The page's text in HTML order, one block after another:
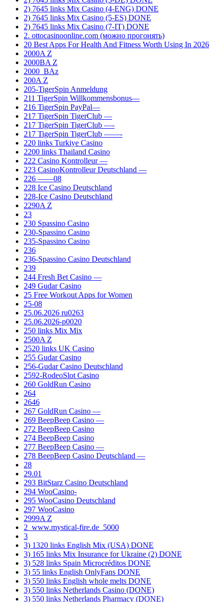
2) 7645 links Mix Casino (4-ENG) DONE
2) 7645 links Mix Casino (5-ES) DONE
2) 7645 links Mix Casino (7-IT) DONE
2. ottocasinoonline.com (можно прогонять)
20 Best Apps For Health And Fitness Worth Using In 2026
2000A Z
2000BA Z
2000_BAz
200A Z
205-TigerSpin Anmeldung
211 TigerSpin Willkommensbonus—
216 TigerSpin PayPal—
217 TigerSpin TigerClub —
217 TigerSpin TigerClub —-
217 TigerSpin TigerClub ——-
220 links Turkiye Casino
2200 links Thailand Casino
222 Casino Kontrolleur —
223 CasinoKontrolleur Deutschland —
226 ——08
228 Ice Casino Deutschland
228-Ice Casino Deutschland
2290A Z
23
230 Spassino Casino
230-Spassino Casino
235-Spassino Casino
236
236-Spassino Casino Deutschland
239
244 Fresh Bet Casino —
249 Gudar Casino
25 Free Workout Apps for Women
25-08
25.06.2026 ru0263
25.06.2026-p0020
250 links Mix Mix
2500A Z
2520 links UK Casino
255 Gudar Casino
256-Gudar Casino Deutschland
2592-RodeoSlot Casino
260 GoldRun Casino
264
2646
267 GoldRun Casino —
269 BeepBeep Casino —
272 BeepBeep Casino
274 BeepBeep Casino
277 BeepBeep Casino —
278 BeepBeep Casino Deutschland —
28
29.01
293 BitStarz Casino Deutschland
294 WooCasino-
295 WooCasino Deutschland
297 WooCasino
2999A Z
2_www.mystical-fire.de_5000
3
3) 1320 links English Mix (USA) DONE
3) 165 links Mix Insurance for Ukraine (2) DONE
3) 528 links Spain Microcréditos DONE
3) 55 links English OnlyFans DONE
3) 550 links English whole melts DONE
3) 550 links Netherlands Casino (DONE)
3) 550 links Netherlands Pharmacy (DONE)